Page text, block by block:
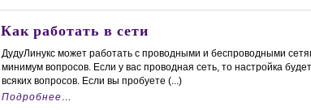
Как работать в сети
ДудуЛинукс может работать с проводными и беспроводными
минимум вопросов. Если у вас проводная сеть, то настройка
всяких вопросов. Если вы пробуете (...)
Подробнее…